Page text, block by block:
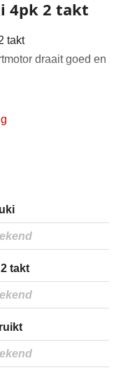
4pk 2 takt
takt
draait goed en
takt